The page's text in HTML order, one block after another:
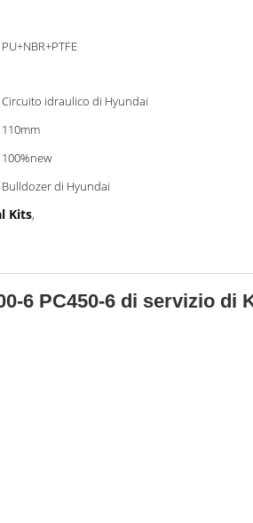
PU+NBR+PTFE
Circuito idraulico di Hyundai
110mm
100%new
Bulldozer di Hyundai
Kits,
6 PC450-6 di servizio di